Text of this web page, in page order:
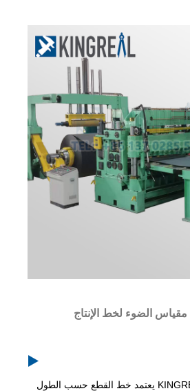
الضوء لخط الإنتاج
KINGREAL STEEL SLITTER يعتمد خط القطع حسب الطول